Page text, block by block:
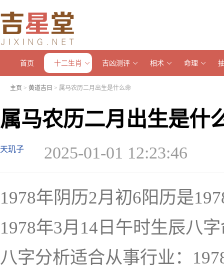
首页 十二生肖 吉凶测评 相术 命理
主页 > 黄道吉日 > 属马农历二月出生是什么命
属马农历二月出生是什
天玑子 2025-01-01 12:23:46
1978年阴历2月初6阳历是
1978年3月14日午时生辰八
八字分析适合从事行业：